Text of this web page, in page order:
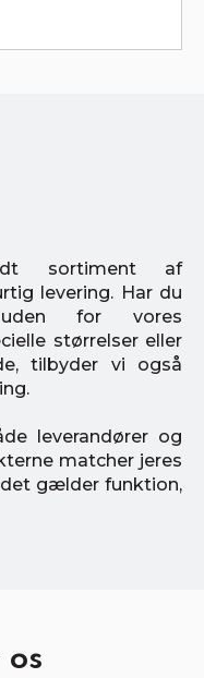
sortiment af
levering. Har du
for vores
størrelser eller
tilbyder vi også
leverandører og
matcher jeres
gælder funktion,